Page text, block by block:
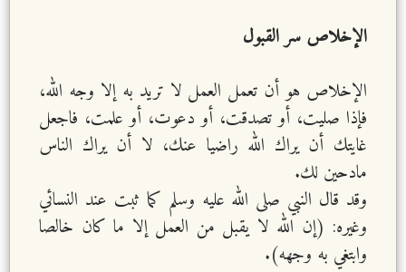
الإخلاص سر القبول
الإخلاص هو أن تعمل العمل لا تريد به إلا وجه الله،
فإذا صليت، أو تصدقت، أو دعوت، أو علمت، فاجعل
غايتك أن يراك الله راضيا عنك، لا أن يراك الناس
مادحين لك.
وقد قال النبي صلى الله عليه وسلم كما ثبت عند النسائي
وغيره: (إن الله لا يقبل من العمل إلا ما كان خالصا
وابتغي به وجهه).